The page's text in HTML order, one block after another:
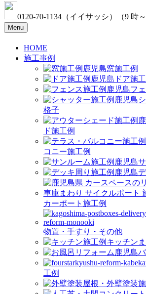
0120-70-1134 （イイサッシ） （9 時
Menu
HOME
施工事例
窓施工例
ドア施
フ
格子
ド施工例
コニー施工例
カーポート施工例
物置・手すり・その他
キッチン
工例
屋根・外壁塗装